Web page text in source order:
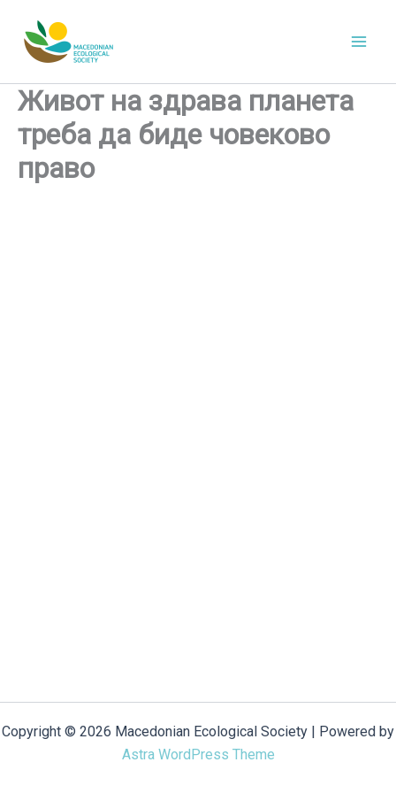
content
Живот на здрава планета
треба да биде човеково
право
Copyright © 2026 Macedonian Ecological Society | Powered by
Astra WordPress Theme